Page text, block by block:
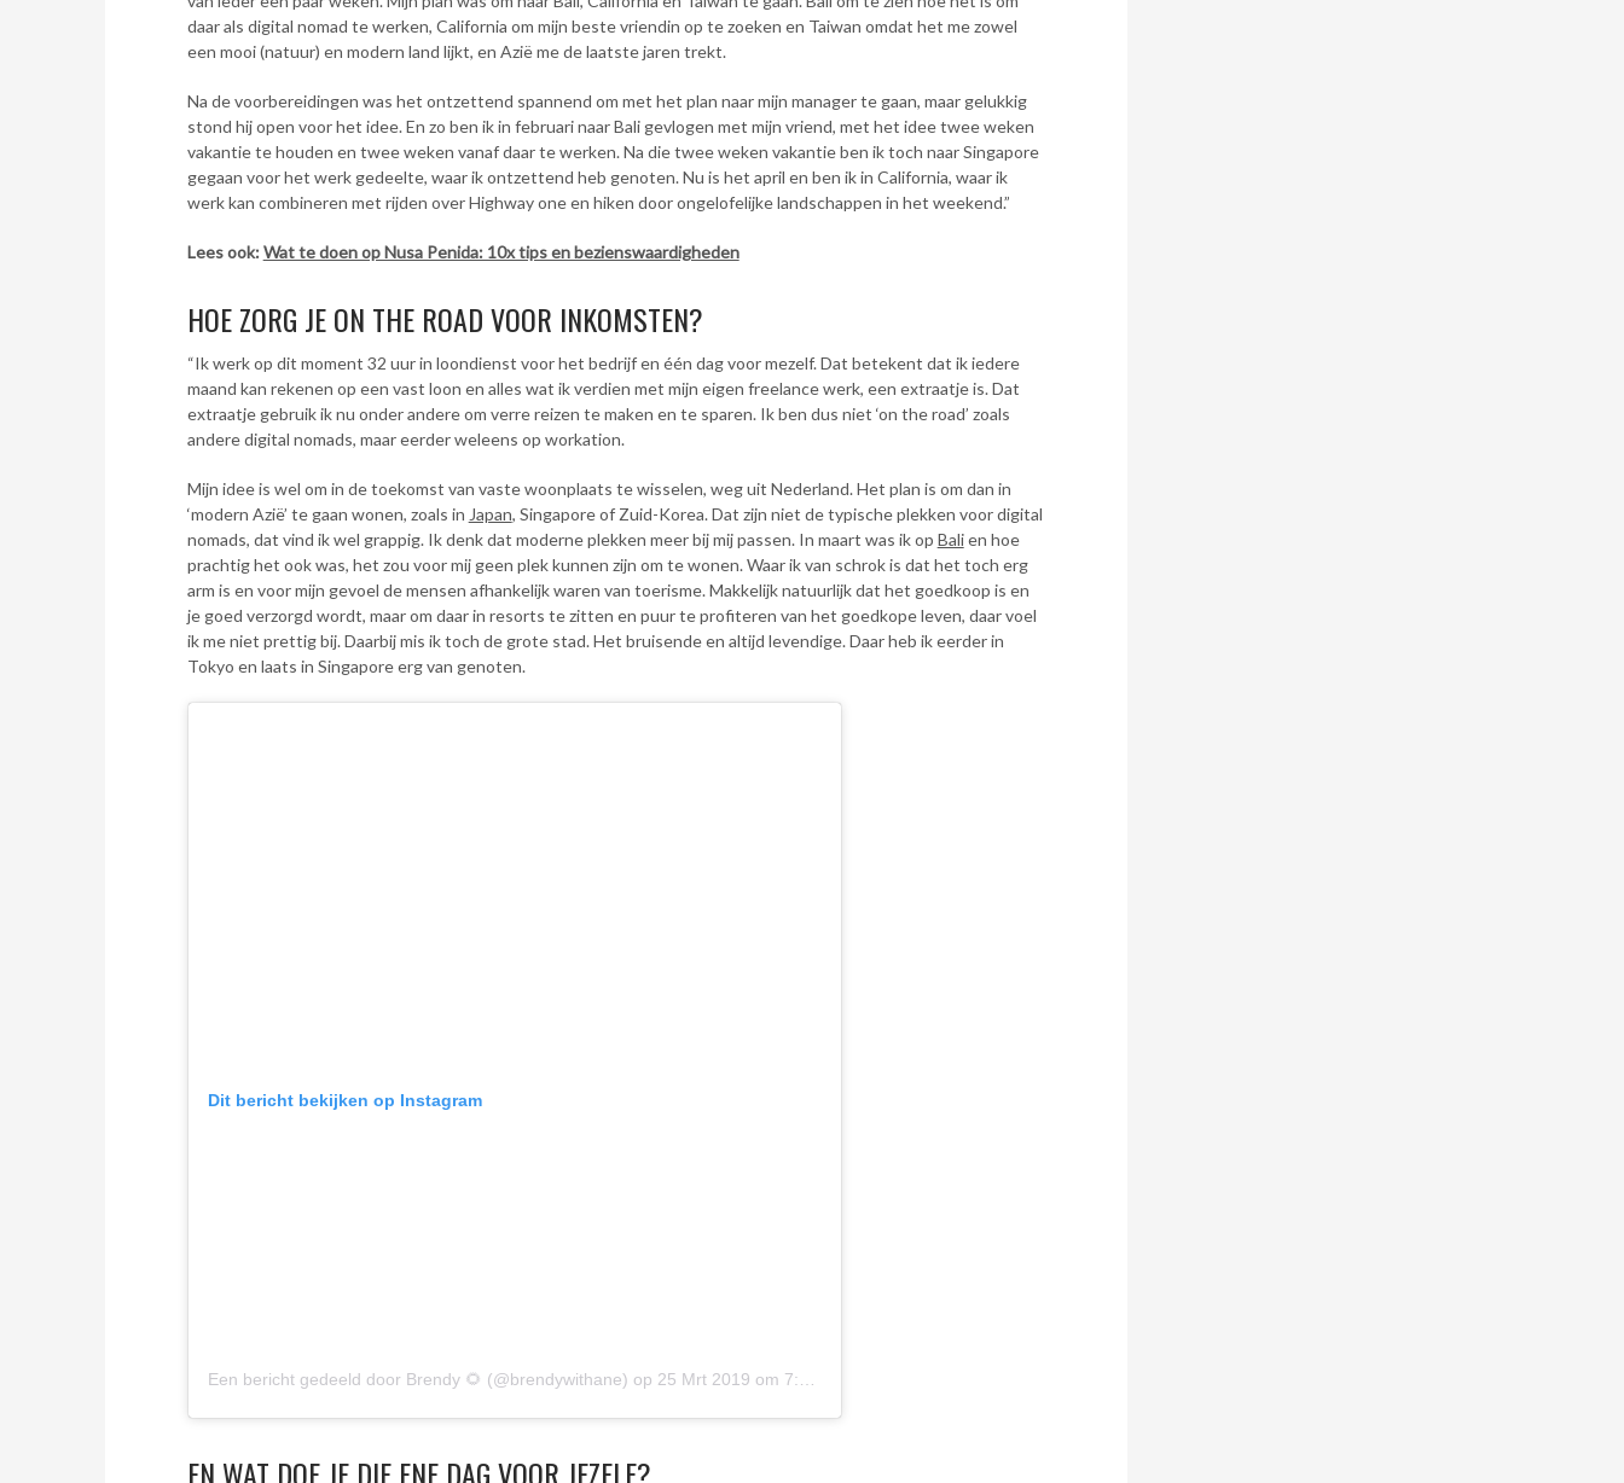
daar als digital nomad te werken, California om mijn beste vriendin op te zoeken en Taiwan omdat het me zowel
een mooi (natuur) en modern land lijkt, en Azië me de laatste jaren trekt.
Na de voorbereidingen was het ontzettend spannend om met het plan naar mijn manager te gaan, maar gelukkig
stond hij open voor het idee. En zo ben ik in februari naar Bali gevlogen met mijn vriend, met het idee twee weken
vakantie te houden en twee weken vanaf daar te werken. Na die twee weken vakantie ben ik toch naar Singapore
gegaan voor het werk gedeelte, waar ik ontzettend heb genoten. Nu is het april en ben ik in California, waar ik
werk kan combineren met rijden over Highway one en hiken door ongelofelijke landschappen in het weekend.”
Lees ook:Wat te doen op Nusa Penida: 10x tips en bezienswaardigheden
HOE ZORG JE ON THE ROAD VOOR INKOMSTEN?
“Ik werk op dit moment 32 uur in loondienst voor het bedrijf en één dag voor mezelf. Dat betekent dat ik iedere
maand kan rekenen op een vast loon en alles wat ik verdien met mijn eigen freelance werk, een extraatje is. Dat
extraatje gebruik ik nu onder andere om verre reizen te maken en te sparen. Ik ben dus niet ‘on the road’ zoals
andere digital nomads, maar eerder weleens op workation.
Mijn idee is wel om in de toekomst van vaste woonplaats te wisselen, weg uit Nederland. Het plan is om dan in
‘modern Azië’ te gaan wonen, zoals in Japan, Singapore of Zuid-Korea. Dat zijn niet de typische plekken voor digital
nomads, dat vind ik wel grappig. Ik denk dat moderne plekken meer bij mij passen. In maart was ik op Balien hoe
prachtig het ook was, het zou voor mij geen plek kunnen zijn om te wonen. Waar ik van schrok is dat het toch erg
arm is en voor mijn gevoel de mensen afhankelijk waren van toerisme. Makkelijk natuurlijk dat het goedkoop is en
je goed verzorgd wordt, maar om daar in resorts te zitten en puur te profiteren van het goedkope leven, daar voel
ik me niet prettig bij. Daarbij mis ik toch de grote stad. Het bruisende en altijd levendige. Daar heb ik eerder in
Tokyo en laats in Singapore erg van genoten.
Dit bericht bekijken op Instagram
Een bericht gedeeld door Brendy 🌻 (@brendywithane) op 25 Mrt 2019 om 7:17 (PDT)
EN WAT DOE JE DIE ENE DAG VOOR JEZELF?